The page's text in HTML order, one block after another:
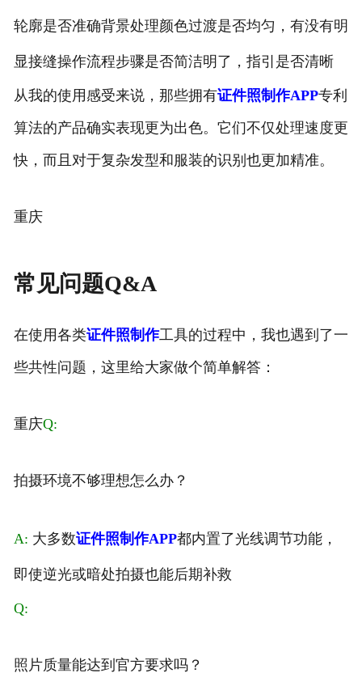
轮廓是否准确背景处理颜色过渡是否均匀，有没有明
显接缝操作流程步骤是否简洁明了，指引是否清晰
从我的使用感受来说，那些拥有证件照制作APP专利
算法的产品确实表现更为出色。它们不仅处理速度更
快，而且对于复杂发型和服装的识别也更加精准。
重庆
常见问题Q&A
在使用各类证件照制作工具的过程中，我也遇到了一
些共性问题，这里给大家做个简单解答：
重庆Q:
拍摄环境不够理想怎么办？
A: 大多数证件照制作APP都内置了光线调节功能，
即使逆光或暗处拍摄也能后期补救
Q:
照片质量能达到官方要求吗？